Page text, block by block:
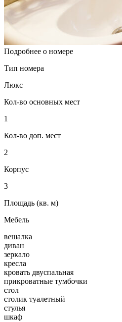
Подробнее о номере
Тип номера
Люкс
Кол-во основных мест
1
Кол-во доп. мест
2
Корпус
3
Площадь (кв. м)
Мебель
вешалка
диван
зеркало
кресла
кровать двуспальная
прикроватные тумбочки
стол
столик туалетный
стулья
шкаф